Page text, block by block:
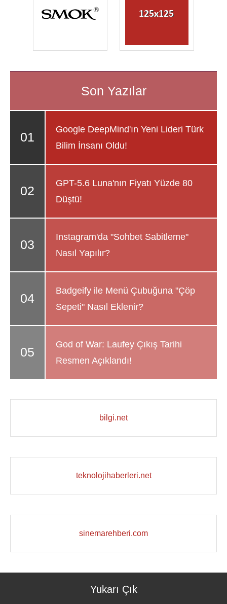
Google DeepMind'ın Yeni Lideri Türk
Bilim İnsanı Oldu!
GPT-5.6 Luna'nın Fiyatı Yüzde 80
Düştü!
Instagram'da "Sohbet Sabitleme"
Nasıl Yapılır?
Badgeify ile Menü Çubuğuna "Çöp
Sepeti" Nasıl Eklenir?
God of War: Laufey Çıkış Tarihi
Resmen Açıklandı!
bilgi.net
teknolojihaberleri.net
sinemarehberi.com
Yukarı Çık